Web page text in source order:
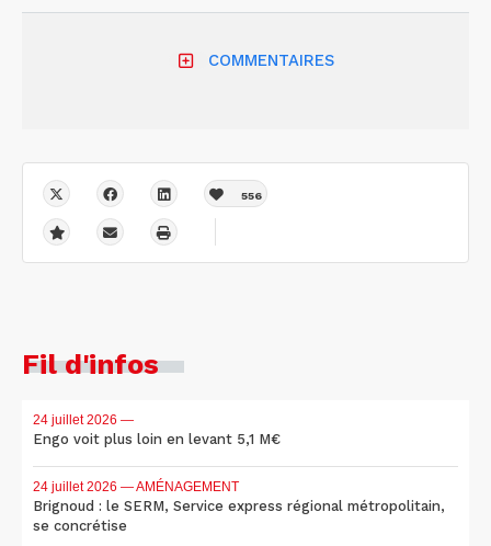
COMMENTAIRES
556
Fil d'infos
24 juillet 2026 —
Engo voit plus loin en levant 5,1 M€
24 juillet 2026 — AMÉNAGEMENT
Brignoud : le SERM, Service express régional métropolitain,
se concrétise